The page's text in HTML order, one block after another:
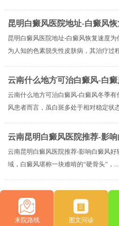
昆明白癜风医院地址-白癜风
昆明白癜风医院地址-白癜风恢复速度
为人知的色素脱失性皮肤病，其治疗过
云南什么地方可治白癜风-白
云南什么地方可治白癜风-白癜风冬季
风患者而言，虽白斑多处于相对稳定状态
云南昆明白癜风医院推荐-影
云南昆明白癜风医院推荐-影响白癜风
域，白癜风堪称一块难啃的“硬骨头”，.....
来院路线 图文问诊